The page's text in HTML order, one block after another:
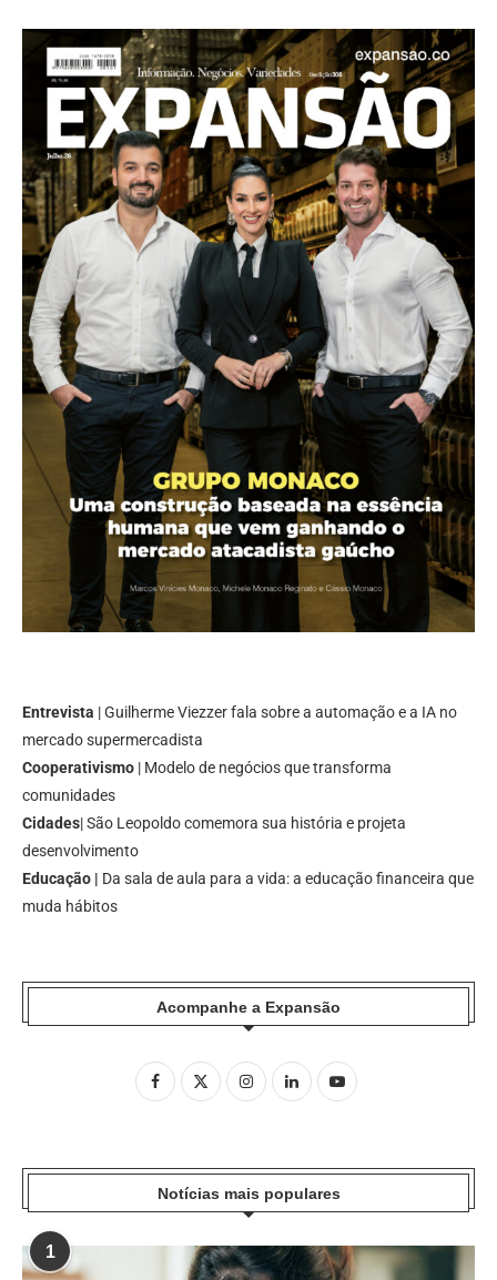
Entrevista | Guilherme Viezzer fala sobre a automação e a IA no
mercado supermercadista
Cooperativismo | Modelo de negócios que transforma
comunidades
Cidades| São Leopoldo comemora sua história e projeta
desenvolvimento
Educação | Da sala de aula para a vida: a educação financeira que
muda hábitos
Acompanhe a Expansão
Notícias mais populares
1